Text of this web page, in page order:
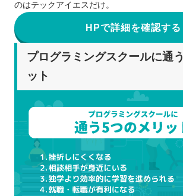
のはテックアイエスだけ。
HPで詳細を確認する
プログラミングスクールに通
ット